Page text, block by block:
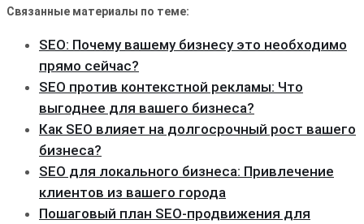
Связанные материалы по теме:
SEO: Почему вашему бизнесу это необходимо
прямо сейчас?
SEO против контекстной рекламы: Что
выгоднее для вашего бизнеса?
Как SEO влияет на долгосрочный рост вашего
бизнеса?
SEO для локального бизнеса: Привлечение
клиентов из вашего города
Пошаговый план SEO-продвижения для